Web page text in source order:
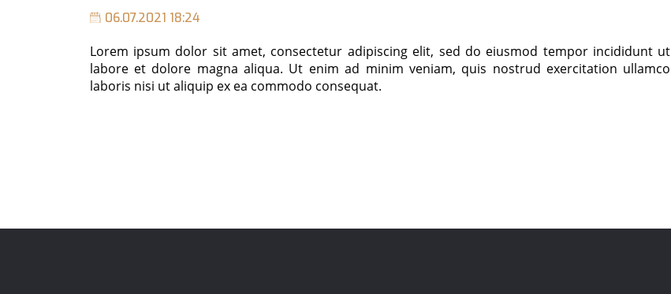
06.07.2021 18:24
Lorem ipsum dolor sit amet, consectetur adipiscing elit, sed do eiusmod tempor incididunt ut
labore et dolore magna aliqua. Ut enim ad minim veniam, quis nostrud exercitation ullamco
laboris nisi ut aliquip ex ea commodo consequat.